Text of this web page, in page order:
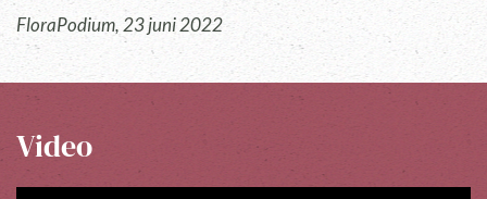
FloraPodium, 23 juni 2022
Video